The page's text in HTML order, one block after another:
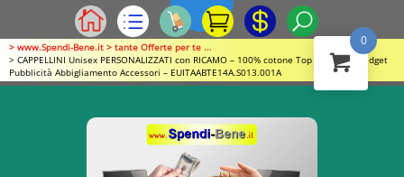
> www.Spendi-Bene.it > tante Offerte per te ...
> CAPPELLINI Unisex PERSONALIZZATI con RICAMO – 100% cotone Top quality // Gadget
Pubblicità Abbigliamento Accessori – EUITAABTE14A.S013.001A
0